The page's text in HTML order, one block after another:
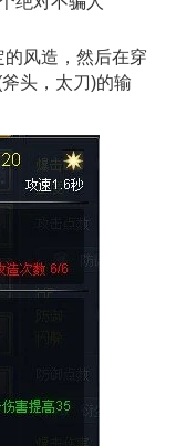
风造，然后在穿
头，太刀)的输